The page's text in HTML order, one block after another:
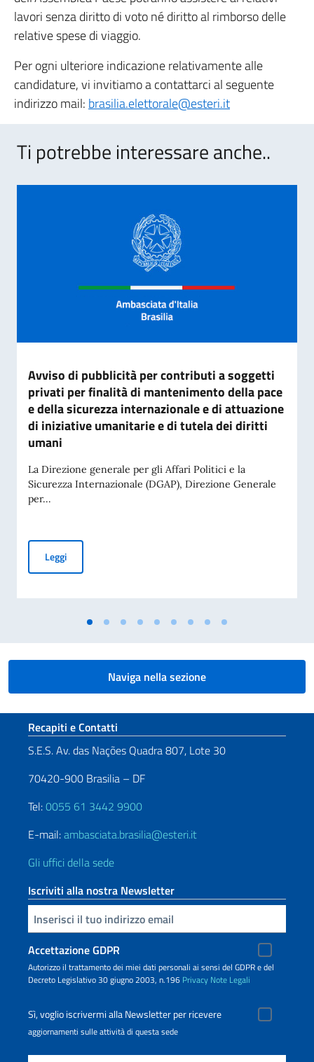
lavori senza diritto di voto né diritto al rimborso delle
relative spese di viaggio.
Per ogni ulteriore indicazione relativamente alle
candidature, vi invitiamo a contattarci al seguente
indirizzo mail: brasilia.elettorale@esteri.it
Ti potrebbe interessare anche..
Avviso di pubblicità per contributi a soggetti
privati per finalità di mantenimento della pace
e della sicurezza internazionale e di attuazione
di iniziative umanitarie e di tutela dei diritti
umani
La Direzione generale per gli Affari Politici e la
Sicurezza Internazionale (DGAP), Direzione Generale
per...
LeggiAvviso di pubblicità per contributi a soggetti privati per
Naviga nella sezione
Sezione footer
Recapiti e Contatti
S.E.S. Av. das Nações Quadra 807, Lote 30
70420-900 Brasilia – DF
Tel:0055 61 3442 9900
E-mail:ambasciata.brasilia@esteri.it
Gli uffici della sede
Iscriviti alla nostra Newsletter
Inserisci la tua email
Accettazione GDPR
Autorizzo il trattamento dei miei dati personali ai sensi del GDPR e del
Decreto Legislativo 30 giugno 2003, n.196 Privacy Note Legali
Sì, voglio iscrivermi alla Newsletter per ricevere
aggiornamenti sulle attività di questa sede